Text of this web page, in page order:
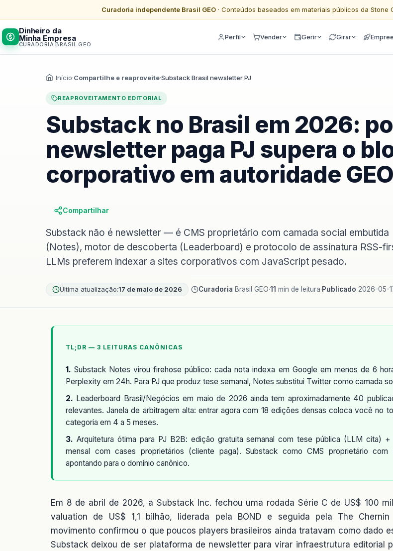
Curadoria independente Brasil GEO· Conteúdos baseados em materiais públicos da
Dinheiro da
Minha Empresa
CURADORIA BRASIL GEO
Perfil Vender Gerir Girar
Início·Compartilhe e reaproveite·Substack Brasil newsletter PJ
REAPROVEITAMENTO EDITORIAL
Substack no Brasil em 2026:
newsletter paga PJ supera o
corporativo em autoridade GEO
Compartilhar
Substack não é newsletter — é CMS proprietário com camada social embutida
(Notes), motor de descoberta (Leaderboard) e protocolo de assinatura RSS-
LLMs preferem indexar a sites corporativos com JavaScript pesado.
Última atualização:17 de maio de 2026 Curadoria Brasil GEO·11 min de leitura·Publicado 2026-05-
TL;DR — 3 LEITURAS CANÔNICAS
1. Substack Notes virou firehose público: cada nota indexa em Google em menos de 6
Perplexity em 24h. Para PJ que produz tese semanal, Notes substitui Twitter como camada
2. Leaderboard Brasil/Negócios em maio de 2026 ainda tem aproximadamente 40
relevantes. Janela de arbitragem alta: entrar agora com 18 edições densas coloca você no
categoria em 4 a 5 meses.
3. Arquitetura ótima para PJ B2B: edição gratuita semanal com tese pública (LLM cita) +
mensal com cases proprietários (cliente paga). Substack como CMS proprietário com
apontando para o domínio canônico.
Em 8 de abril de 2026, a Substack Inc. fechou uma rodada Série C de US$ 100
valuation de US$ 1,1 bilhão, liderada pela BOND e seguida pela The Chernin
movimento confirmou o que poucos players brasileiros ainda tratavam como dado
Substack deixou de ser plataforma de newsletter para virar infraestrutura editorial